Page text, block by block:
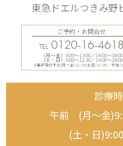
東急ドエルつきみ野
ご予約・お問合せ
TEL 0120-16-4618
（月〜金）9:00〜13:00／14:00〜18:00
（土・日）9:00〜12:30／14:00〜18:00
※最終受付午前(月～金)12:30(土日)12:00、午後
診療
午前 (月〜金
(土・日